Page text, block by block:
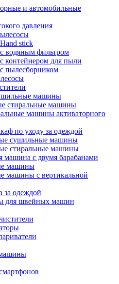
и автомобильные
давления
stick
водяным фильтром
контейнером для пыли
пылесборником
машины
стиральные машины
машины активаторного
по уходу за одеждой
сушильные машины
стиральные машины
машина с двумя барабанами
машины
машины с вертикальной
за одеждой
для швейных машин